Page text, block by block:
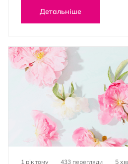
Детальніше
1 рік тому 433 перегляди 5